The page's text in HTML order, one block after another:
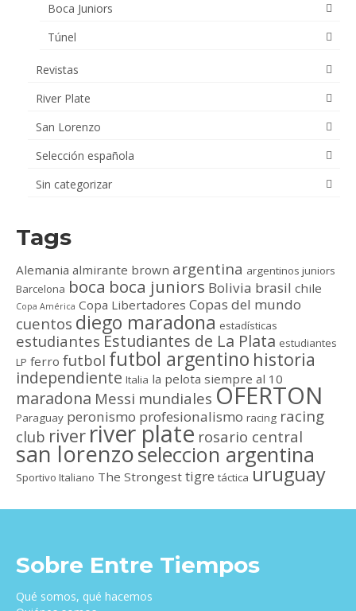
Boca Juniors
Túnel
Revistas
River Plate
San Lorenzo
Selección española
Sin categorizar
Tags
Alemania almirante brown argentina argentinos juniors
Barcelona boca boca juniors Bolivia brasil chile
Copa América Copa Libertadores Copas del mundo
cuentos diego maradona estadísticas
estudiantes Estudiantes de La Plata estudiantes
LP ferro futbol futbol argentino historia
independiente Italia la pelota siempre al 10
maradona Messi mundiales OFERTON
Paraguay peronismo profesionalismo racing racing
club river river plate rosario central
san lorenzoseleccion argentina
Sportivo Italiano The Strongest tigre táctica uruguay
Sobre Entre Tiempos
Qué somos, qué hacemos